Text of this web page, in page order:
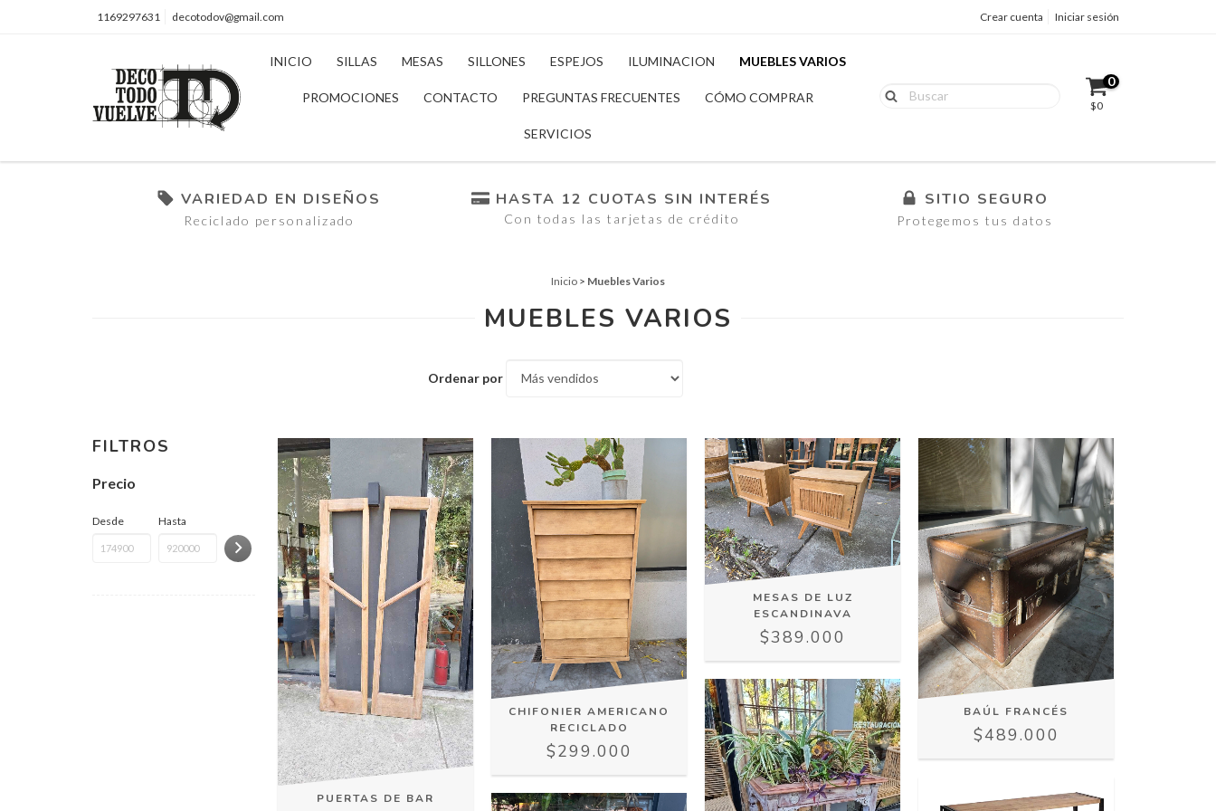
1169297631 decotodov@gmail.com Crear cuenta Iniciar sesión
INICIO SILLAS MESAS SILLONES ESPEJOS ILUMINACION MUEBLES VARIOS
PROMOCIONES CONTACTO PREGUNTAS FRECUENTES CÓMO COMPRAR
SERVICIOS
0
$0
VARIEDAD EN DISEÑOS
Reciclado personalizado
HASTA 12 CUOTAS SIN INTERÉS
Con todas las tarjetas de crédito
SITIO SEGURO
Protegemos tus datos
Inicio > Muebles Varios
MUEBLES VARIOS
Ordenar por
FILTROS
Precio
Desde Hasta
PUERTAS DE BAR
CHIFONIER AMERICANO
RECICLADO
$299.000
MESAS DE LUZ
ESCANDINAVA
$389.000
BAÚL FRANCÉS
$489.000